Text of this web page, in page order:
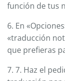
función de tus
6. En
«traducción
que prefieras
7. 7. Haz el